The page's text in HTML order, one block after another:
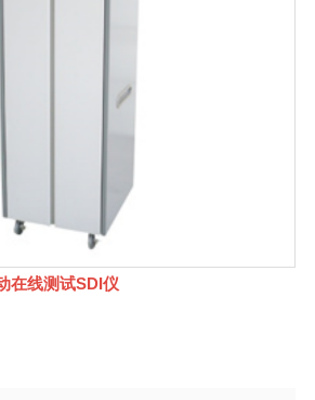
在线测试SDI仪